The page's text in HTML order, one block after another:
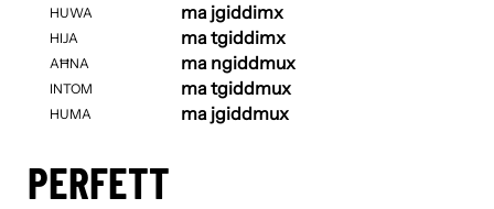
HUWA
HIJA
AĦNA
INTOM
HUMA
ma jgiddimx
ma tgiddimx
ma ngiddmux
ma tgiddmux
ma jgiddmux
PERFETT